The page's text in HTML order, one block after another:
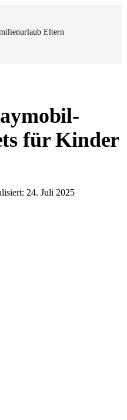
Eltern
für Kinder
24. Juli 2025